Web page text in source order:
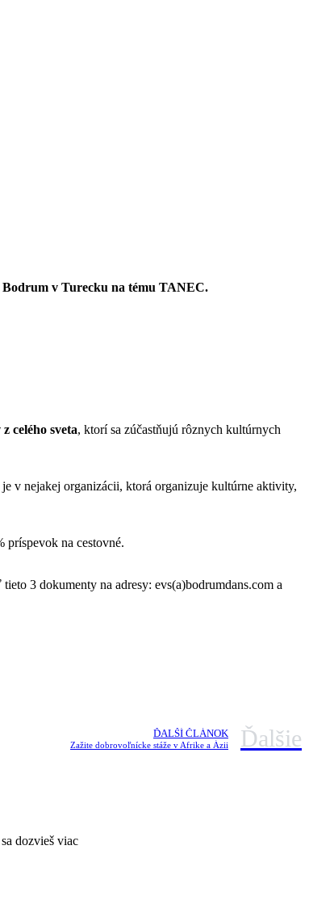
v Turecku na tému TANEC.
celého sveta, ktorí sa zúčastňujú rôznych kultúrnych
v nejakej organizácii, ktorá organizuje kultúrne aktivity,
na cestovné.
3 dokumenty na adresy: evs(a)bodrumdans.com a
ĎALŠÍ ČLÁNOK
Zažite dobrovoľnícke stáže v Afrike a Ázii Ďalšie
dozvieš viac